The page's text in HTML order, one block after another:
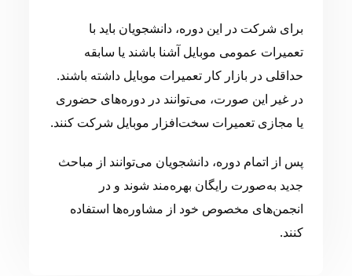
برای شرکت در این دوره، دانشجویان باید با
تعمیرات عمومی موبایل آشنا باشند یا سابقه
حداقلی در بازار کار تعمیرات موبایل داشته باشند.
در غیر این صورت، می‌توانند در دوره‌های حضوری
یا مجازی تعمیرات سخت‌افزار موبایل شرکت کنند.
پس از اتمام دوره، دانشجویان می‌توانند از مباحث
جدید به‌صورت رایگان بهره‌مند شوند و در
انجمن‌های مخصوص خود از مشاوره‌ها استفاده
کنند.